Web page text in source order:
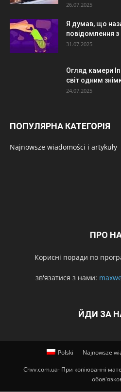
26.07.2025
Я думав, що
повідомлення з
31.07.2025
Огляд камери
світ одним
24.07.2025
ПОПУЛЯРНА КАТЕГОРІЯ
Najnowsze wiadomości i artykuły
ПРО
Корисні поради по
зв'язатися з нами:
ЙДИ ЗА
Polski Najnowsze
Chvv.com.ua- При копіюванні